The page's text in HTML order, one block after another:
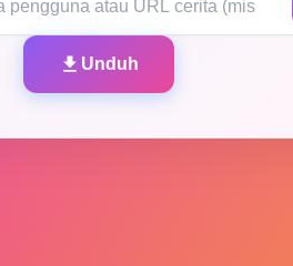
Unduh